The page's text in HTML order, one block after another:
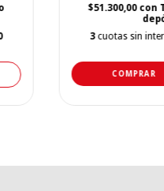
$51.300,00 con
3 cuotas sin
COMPRAR